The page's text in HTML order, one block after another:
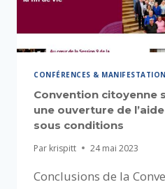
CONFÉRENCES &
Convention citoyenne
une ouverture de
sous conditions
Par krispitt 24 mai 2023
Conclusions de la